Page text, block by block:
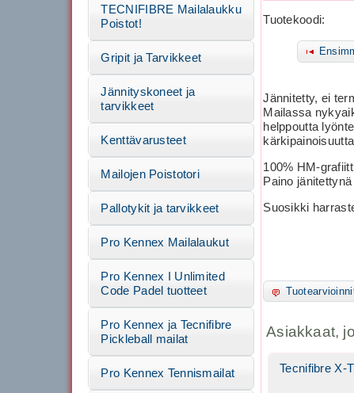
Tuotekoodi:
Jännitetty, ei
Mailassa
helppoutta
100% HM-
Paino
Suosikki
Asiakkaat,
Tecnifibre X-
TECNIFIBRE Mailalaukku
Poistot!
Gripit ja Tarvikkeet
Jännityskoneet ja
tarvikkeet
Kenttävarusteet
Mailojen Poistotori
Pallotykit ja tarvikkeet
Pro Kennex Mailalaukut
Pro Kennex I Unlimited
Code Padel tuotteet
Pro Kennex ja Tecnifibre
Pickleball mailat
Pro Kennex Tennismailat